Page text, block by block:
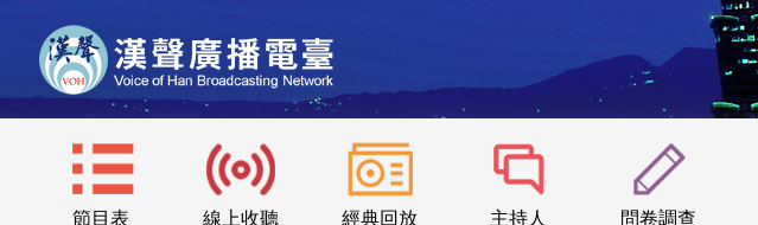
節目表 線上收聽 經典回放 主持人 問卷調查